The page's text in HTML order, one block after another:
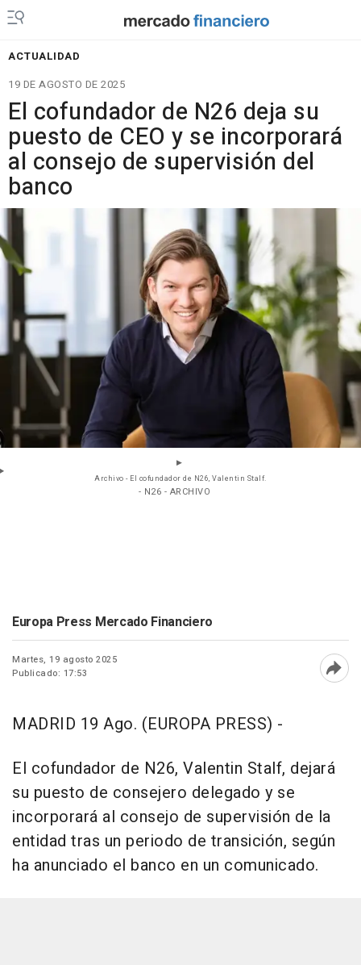
ACTUALIDAD
19 DE AGOSTO DE 2025
El cofundador de N26 deja su
puesto de CEO y se incorporará
al consejo de supervisión del
banco
Archivo - El cofundador de N26, Valentin Stalf.
- N26 - ARCHIVO
Europa Press Mercado Financiero
Martes, 19 agosto 2025
Publicado: 17:53
MADRID 19 Ago. (EUROPA PRESS) -
El cofundador de N26, Valentin Stalf, dejará
su puesto de consejero delegado y se
incorporará al consejo de supervisión de la
entidad tras un periodo de transición, según
ha anunciado el banco en un comunicado.